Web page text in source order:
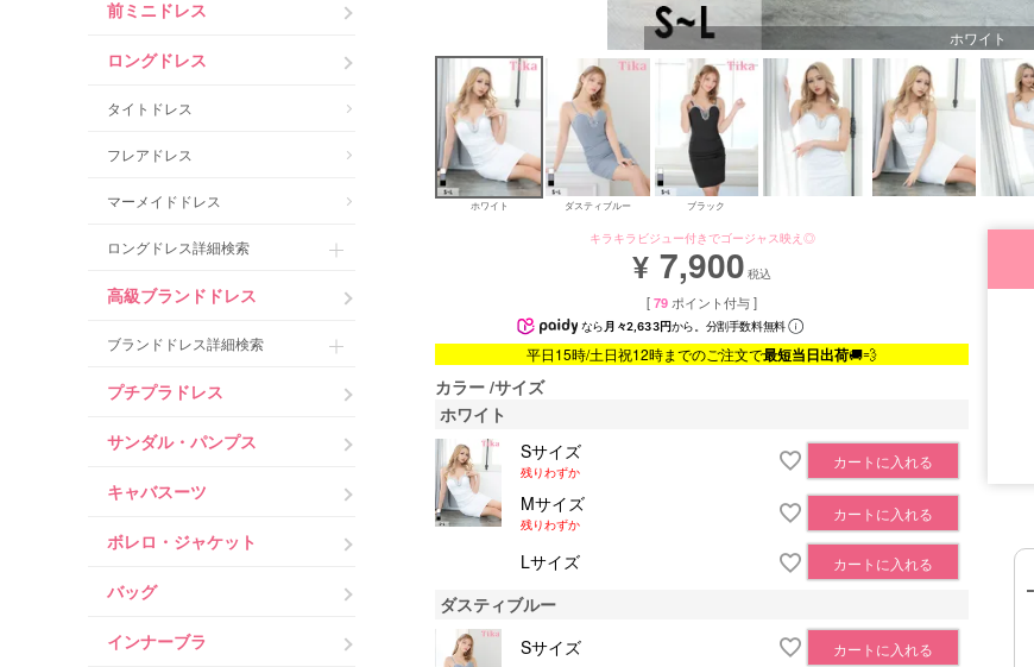
前ミニドレス
ロングドレス
タイトドレス
フレアドレス
マーメイドドレス
ロングドレス詳細検索
高級ブランドドレス
ブランドドレス詳細検索
プチプラドレス
サンダル・パンプス
キャバスーツ
ボレロ・ジャケット
バッグ
インナーブラ
ホワイト
ホワイト ダスティブルー ブラック
キラキラビジュー付きでゴージャス映え◎
¥ 7,900 税込
[79 ポイント付与 ]
なら 月々2,633円から。分割手数料無料
平日15時/土日祝12時までのご注文で最短当日出荷🚚💨
カラー サイズ
ホワイト
Sサイズ
残りわずか
カートに入れる
Mサイズ
残りわずか
カートに入れる
Lサイズ カートに入れる
ダスティブルー
Sサイズ
カートに入れる